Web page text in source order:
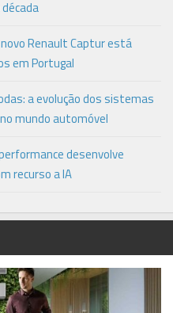
Renault Captur está
em Portugal
a evolução dos sistemas
mundo automóvel
desenvolve
recurso a IA